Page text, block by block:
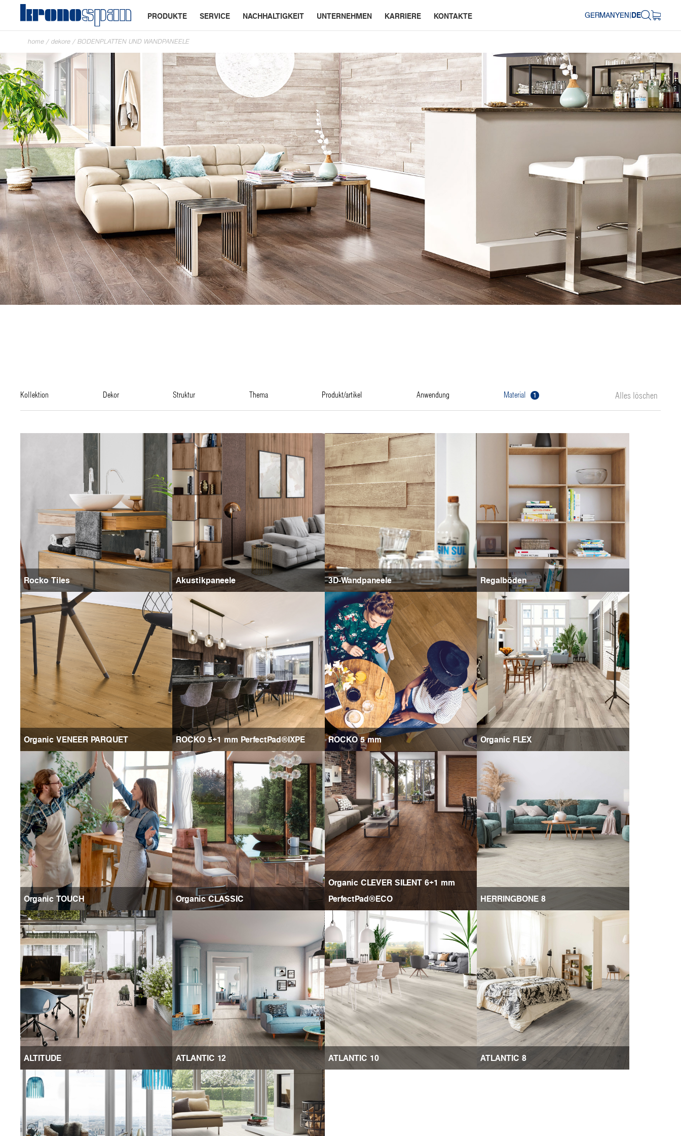
PRODUKTE SERVICE NACHHALTIGKEIT UNTERNEHMEN KARRIERE KONTAKTE GERMANYEN|DE
home / dekore / BODENPLATTEN UND WANDPANEELE
kollektion dekor struktur thema produkt/artikel anwendung material 1 Alles löschen
Rocko Tiles Akustikpaneele 3D-Wandpaneele Regalböden
Organic VENEER PARQUET ROCKO 5+1 mm PerfectPad®IXPE ROCKO 5 mm Organic FLEX
Organic TOUCH Organic CLASSIC
Organic CLEVER SILENT 6+1 mm
PerfectPad®ECO
HERRINGBONE 8
ALTITUDE ATLANTIC 12 ATLANTIC 10 ATLANTIC 8